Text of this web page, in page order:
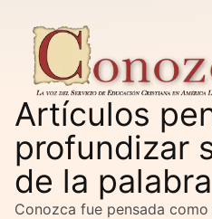
Artículos
profundizar
de la
Conozca fue pensada